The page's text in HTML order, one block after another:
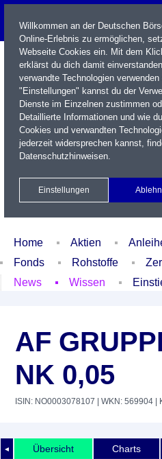
Name / WKN / ISIN / Kürzel
Xetra Realtime
Watchlist
Home Aktien
Fonds
Rohstoffe
News
Wissen
AF
NK 0,05
ISIN: NO0003078107 | WKN: 569904 |
◄ Übersicht Charts
Willkommen an der Deutschen
Online-Erlebnis zu ermöglichen,
Webseite Cookies ein. Mit dem
erklärst du dich damit
verwandte Technologien
"Einstellungen" kannst du der
Dienste im Einzelnen zustimmen
Detaillierte Informationen und wie
Cookies und verwandten
jederzeit widersprechen kannst,
Datenschutzhinweisen.
Einstellungen